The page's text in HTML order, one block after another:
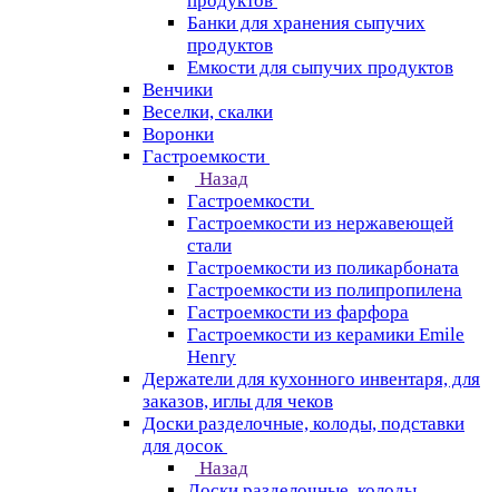
Банки для хранения сыпучих
продуктов
Емкости для сыпучих продуктов
Венчики
Веселки, скалки
Воронки
Гастроемкости
Назад
Гастроемкости
Гастроемкости из нержавеющей
стали
Гастроемкости из поликарбоната
Гастроемкости из полипропилена
Гастроемкости из фарфора
Гастроемкости из керамики Emile
Henry
Держатели для кухонного инвентаря, для
заказов, иглы для чеков
Доски разделочные, колоды, подставки
для досок
Назад